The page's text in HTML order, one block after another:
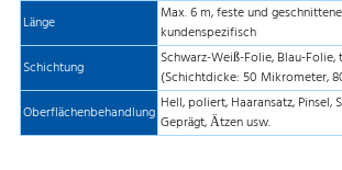
Länge
Max. 6 m, feste und
kundenspezifisch
Schichtung
Schwarz-Weiß-Folie, Blau-
(Schichtdicke: 50 Mikrometer,
Oberflächenbehandlung Hell, poliert, Haaransatz, Pinsel,
Geprägt, Ätzen usw.